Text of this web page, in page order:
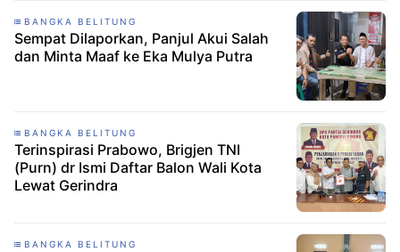
BANGKA BELITUNG
Sempat Dilaporkan, Panjul Akui Salah
dan Minta Maaf ke Eka Mulya Putra
BANGKA BELITUNG
Terinspirasi Prabowo, Brigjen TNI
(Purn) dr Ismi Daftar Balon Wali Kota
Lewat Gerindra
BANGKA BELITUNG